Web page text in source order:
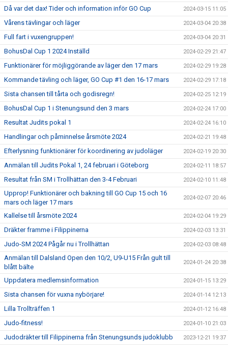
Då var det dax! Tider och information inför GO Cup 2024-03-15 11:05
Vårens tävlingar och läger 2024-03-04 20:38
Full fart i vuxengruppen! 2024-03-04 20:31
BohusDal Cup 1 2024 Inställd 2024-02-29 21:47
Funktionärer för möjliggörande av läger den 17 mars 2024-02-29 19:28
Kommande tävling och läger, GO Cup #1 den 16-17 mars 2024-02-29 17:18
Sista chansen till tårta och godisregn! 2024-02-25 12:19
BohusDal Cup 1 i Stenungsund den 3 mars 2024-02-24 17:00
Resultat Judits pokal 1 2024-02-24 16:10
Handlingar och påminnelse årsmöte 2024 2024-02-21 19:48
Efterlysning funktionärer för koordinering av judoläger 2024-02-19 20:30
Anmälan till Judits Pokal 1, 24 februari i Göteborg 2024-02-11 18:57
Resultat från SM i Trollhättan den 3-4 Februari 2024-02-10 11:48
Upprop! Funktionärer och bakning till GO Cup 15 och 16
mars och läger 17 mars
2024-02-07 20:46
Kallelse till årsmöte 2024 2024-02-04 19:29
Dräkter framme i Filippinerna 2024-02-03 13:31
Judo-SM 2024 Pågår nu i Trollhättan 2024-02-03 08:48
Anmälan till Dalsland Open den 10/2, U9-U15 Från gult till
blått bälte
2024-01-24 20:38
Uppdatera medlemsinformation 2024-01-15 13:29
Sista chansen för vuxna nybörjare! 2024-01-14 12:13
Lilla Trollträffen 1 2024-01-12 16:48
Judo-fitness! 2024-01-10 21:03
Judodräkter till Filippinerna från Stenungsunds judoklubb 2023-12-21 19:37